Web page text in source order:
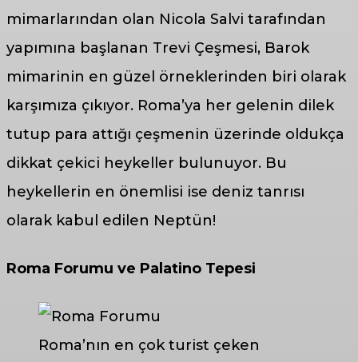
mimarlarından olan Nicola Salvi tarafından
yapımına başlanan Trevi Çeşmesi, Barok
mimarinin en güzel örneklerinden biri olarak
karşımıza çıkıyor. Roma’ya her gelenin dilek
tutup para attığı çeşmenin üzerinde oldukça
dikkat çekici heykeller bulunuyor. Bu
heykellerin en önemlisi ise deniz tanrısı
olarak kabul edilen Neptün!
Roma Forumu ve Palatino Tepesi
Roma’nın en çok turist çeken